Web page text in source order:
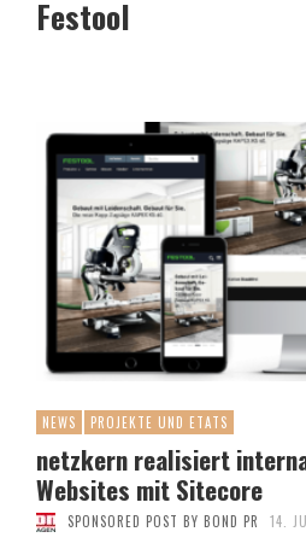
Festool
NEWS PROJEKTE UND ETATS
netzkern realisiert
Websites mit Sitecore
SPONSORED POST BY BOND PR 14.